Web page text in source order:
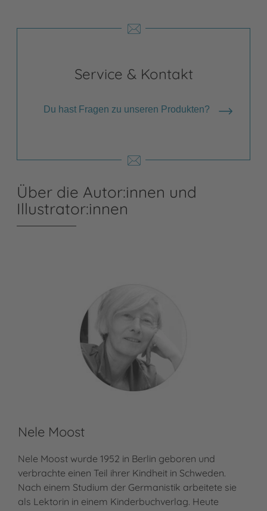
Service & Kontakt
Du hast Fragen zu unseren Produkten?
Über die Autor:innen und
Illustrator:innen
Nele Moost
Nele Moost wurde 1952 in Berlin geboren und
verbrachte einen Teil ihrer Kindheit in Schweden.
Nach einem Studium der Germanistik arbeitete sie
als Lektorin in einem Kinderbuchverlag. Heute